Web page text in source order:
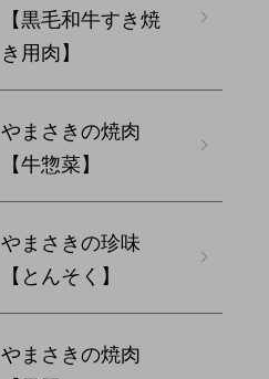
【黒毛和牛すき焼
き用肉】
やまさきの焼肉
【牛惣菜】
やまさきの珍味
【とんそく】
やまさきの焼肉